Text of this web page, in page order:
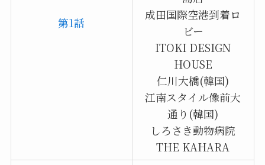
第1話
成田国際空港到着ロ
ビー
ITOKI DESIGN
HOUSE
仁川大橋(韓国)
江南スタイル像前大
通り(韓国)
しろさき動物病院
THE KAHARA